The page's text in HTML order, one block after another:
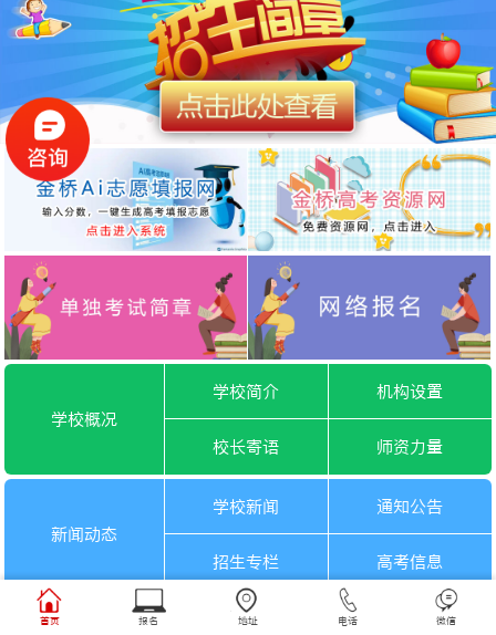
学校概况
学校简介 机构设置
校长寄语 师资力量
新闻动态
学校新闻 通知公告
招生专栏 高考信息
一月选考 六月选考
首页 报名 地址 电话 微信